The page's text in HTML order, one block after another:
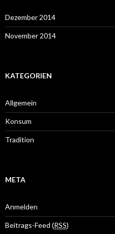
Dezember 2014
November 2014
KATEGORIEN
Allgemein
Konsum
Tradition
META
Anmelden
Beitrags-Feed (RSS)